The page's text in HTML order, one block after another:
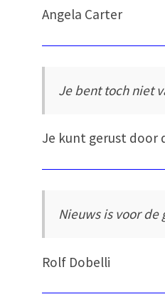
Angela Carter
Je bent toch niet
Je kunt gerust door
Nieuws is voor de
Rolf Dobelli